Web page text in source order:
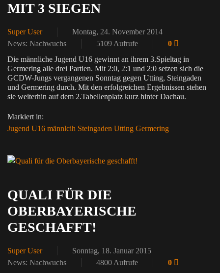
MIT 3 SIEGEN
Super User
Montag, 24. November 2014
News: Nachwuchs
5109 Aufrufe
0
Die männliche Jugend U16 gewinnt an ihrem 3.Spieltag in
Germering alle drei Partien. Mit 2:0, 2:1 und 2:0 setzen sich die
GCDW-Jungs vergangenen Sonntag gegen Utting, Steingaden
und Germering durch. Mit den erfolgreichen Ergebnissen stehen
sie weiterhin auf dem 2.Tabellenplatz kurz hinter Dachau.
Markiert in:
Jugend U16 männlcih Steingaden Utting Germering
QUALI FÜR DIE
OBERBAYERISCHE
GESCHAFFT!
Super User
Sonntag, 18. Januar 2015
News: Nachwuchs
4800 Aufrufe
0